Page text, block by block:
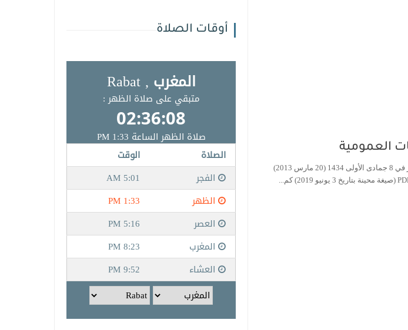
العمومية
مرسوم رقم 2.12.349 صادر في 8 جمادى الأولى 1434 (20 مارس 2013)
أوقات الصلاة